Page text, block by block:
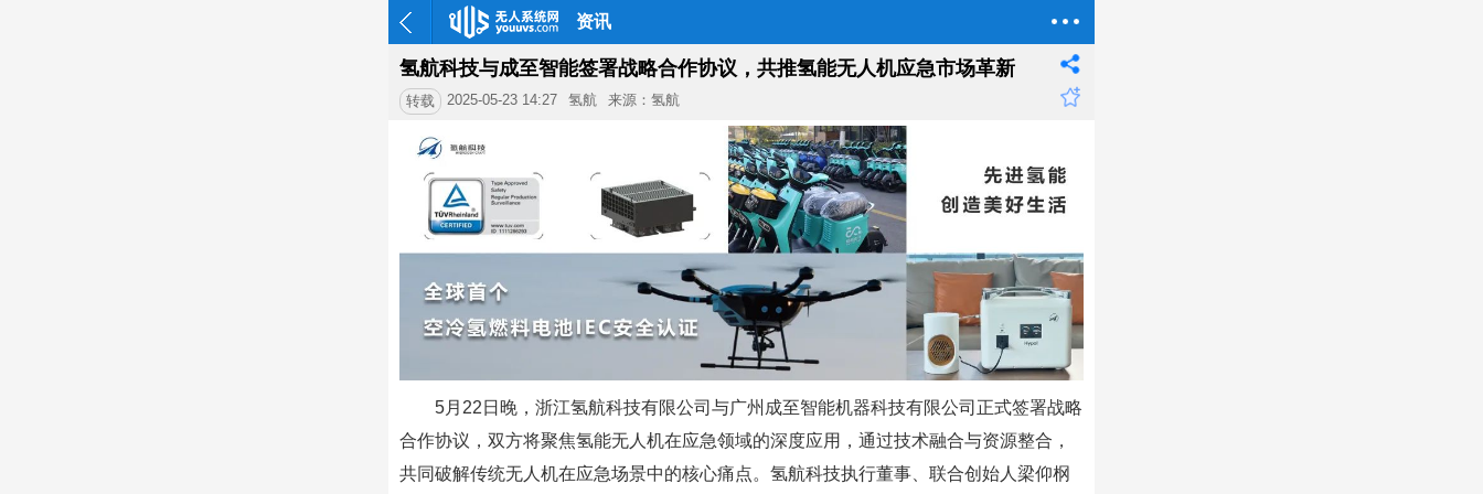
资讯
氢航科技与成至智能签署战略合作协议，共推氢能无人机应急市场革新
转载 2025-05-23 14:27 氢航 来源：氢航
5月22日晚，浙江氢航科技有限公司与广州成至智能机器科技有限公司正式签署战略
合作协议，双方将聚焦氢能无人机在应急领域的深度应用，通过技术融合与资源整合，
共同破解传统无人机在应急场景中的核心痛点。氢航科技执行董事、联合创始人梁仰㭎